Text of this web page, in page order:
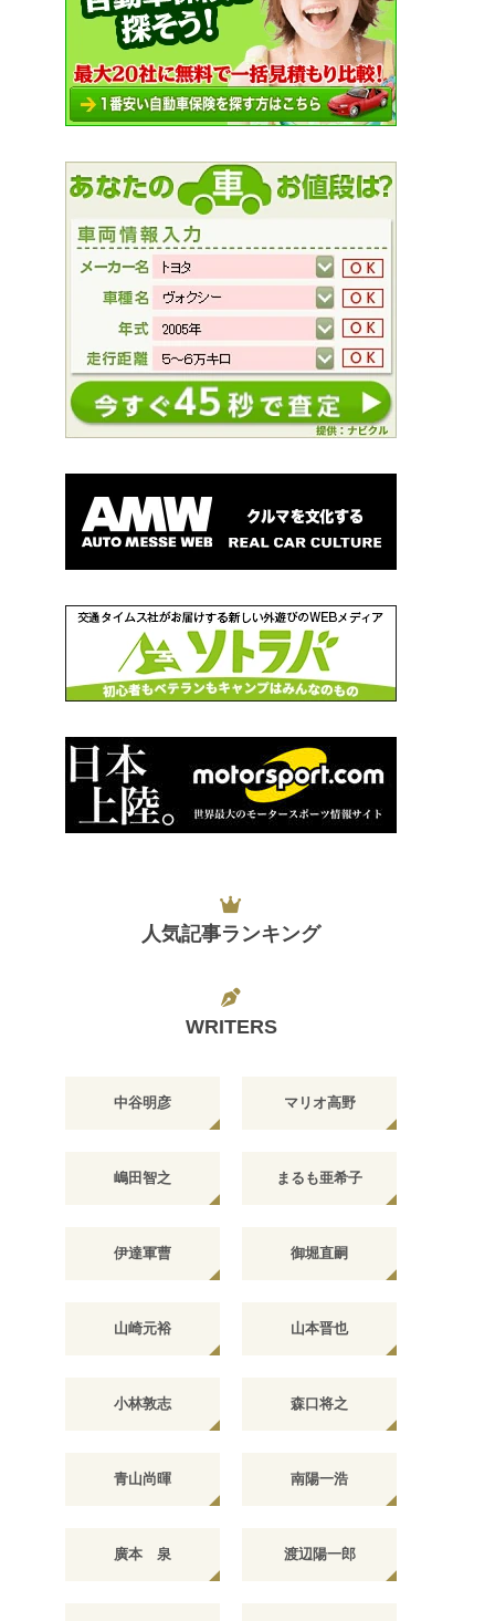
人気記事ランキング
WRITERS
中谷明彦 マリオ高野
嶋田智之 まるも亜希子
伊達軍曹 御堀直嗣
山崎元裕 山本晋也
小林敦志 森口将之
青山尚暉 南陽一浩
廣本 泉 渡辺陽一郎